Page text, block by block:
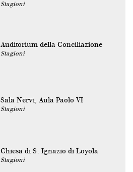
Stagioni
Auditorium della Conciliazione
Stagioni
Sala Nervi, Aula Paolo VI
Stagioni
Chiesa di S. Ignazio di Loyola
Stagioni